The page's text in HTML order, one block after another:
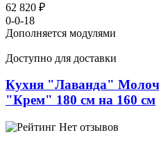
62 820 ₽
0-0-18
Дополняется модулями
Доступно для доставки
Кухня "Лаванда"
"Крем" 180 см на 160 см
Нет отзывов